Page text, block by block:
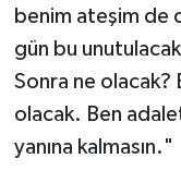
benim ateşim de
gün bu
Sonra ne olacak?
olacak. Ben
yanına kalmasın."